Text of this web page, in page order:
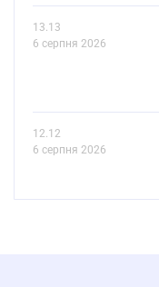
13.13
6 серпня 2026
12.12
6 серпня 2026